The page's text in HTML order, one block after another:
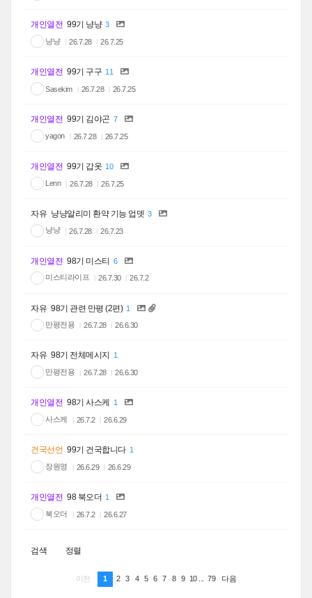
개인열전 99기 냥냥 3
냥냥
26.7.28 26.7.25
개인열전 99기 구구 11
Sasekim 26.7.28 26.7.25
개인열전 99기 김야곤 7
yagon 26.7.28 26.7.25
개인열전 99기 갑옷 10
Lenn 26.7.28 26.7.25
자유 냥냥알리미 환약 기능 업뎃 3
냥냥
26.7.28 26.7.23
개인열전 98기 미스티 6
미스티라이프
26.7.30 26.7.2
자유 98기 관련 만평 (2편) 1
만평전용
26.7.28 26.6.30
자유 98기 전체메시지
1
만평전용
26.7.28 26.6.30
개인열전 98기 사스케
1
사스케
26.7.2 26.6.29
건국선언 99기 건국합니다 1
장원영
26.6.29 26.6.29
개인열전 98 북오더 1
북오더
26.7.2 26.6.27
검색 정렬
이전 1 2 3 4 5 6 7 8 9 10 79 다음